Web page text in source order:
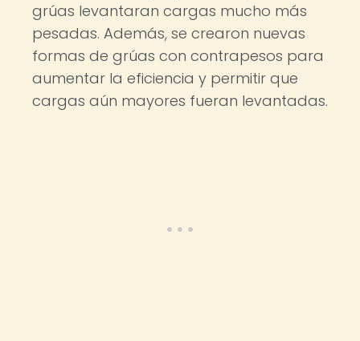
grúas levantaran cargas mucho más
pesadas. Además, se crearon nuevas
formas de grúas con contrapesos para
aumentar la eficiencia y permitir que
cargas aún mayores fueran levantadas.